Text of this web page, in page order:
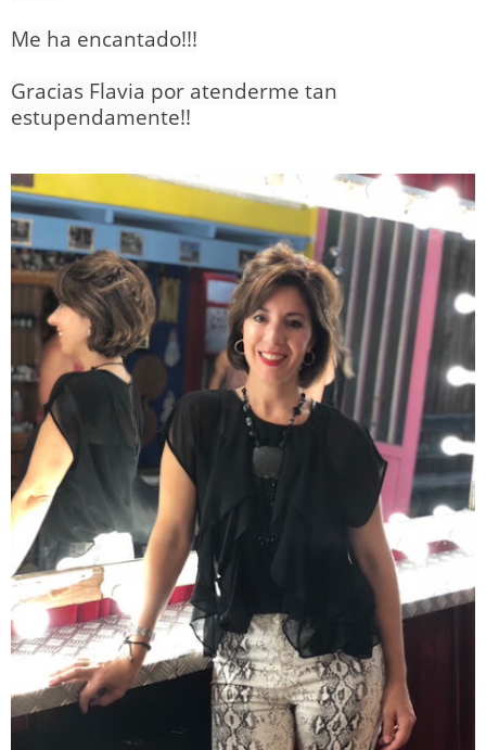
Me ha encantado!!!
Gracias Flavia por atenderme tan
estupendamente!!